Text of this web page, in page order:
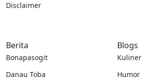
Disclaimer
Berita
Bonapasogit
Danau Toba
Blogs
Kuliner
Humor